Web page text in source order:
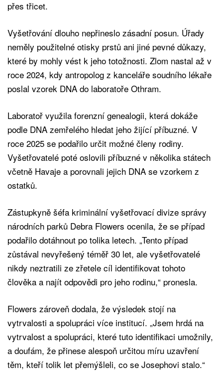
přes třicet.
Vyšetřování dlouho nepřineslo zásadní posun. Úřady
neměly použitelné otisky prstů ani jiné pevné důkazy,
které by mohly vést k jeho totožnosti. Zlom nastal až v
roce 2024, kdy antropolog z kanceláře soudního lékaře
poslal vzorek DNA do laboratoře Othram.
Laboratoř využila forenzní genealogii, která dokáže
podle DNA zemřelého hledat jeho žijící příbuzné. V
roce 2025 se podařilo určit možné členy rodiny.
Vyšetřovatelé poté oslovili příbuzné v několika státech
včetně Havaje a porovnali jejich DNA se vzorkem z
ostatků.
Zástupkyně šéfa kriminální vyšetřovací divize správy
národních parků Debra Flowers ocenila, že se případ
podařilo dotáhnout po tolika letech. „Tento případ
zůstával nevyřešený téměř 30 let, ale vyšetřovatelé
nikdy neztratili ze zřetele cíl identifikovat tohoto
člověka a najít odpovědi pro jeho rodinu,“ pronesla.
Flowers zároveň dodala, že výsledek stojí na
vytrvalosti a spolupráci více institucí. „Jsem hrdá na
vytrvalost a spolupráci, které tuto identifikaci umožnily,
a doufám, že přinese alespoň určitou míru uzavření
těm, kteří tolik let přemýšleli, co se Josephovi stalo.“